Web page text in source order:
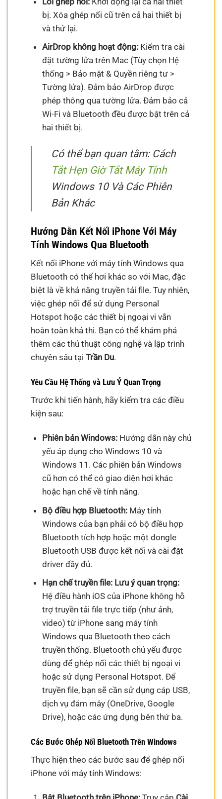
bị. Xóa ghép nối cũ trên cả hai thiết bị
và thử lại.
AirDrop không hoạt động:Kiểm tra cài
đặt tường lửa trên Mac (Tùy chọn Hệ
thống > Bảo mật & Quyền riêng tư >
Tường lửa). Đảm bảo AirDrop được
phép thông qua tường lửa. Đảm bảo cả
Wi-Fi và Bluetooth đều được bật trên cả
hai thiết bị.
Có thể bạn quan tâm: Cách
Tắt Hẹn Giờ Tắt Máy Tính
Windows 10 Và Các Phiên
Bản Khác
Hướng Dẫn Kết Nối iPhone Với Máy
Tính Windows Qua Bluetooth
Kết nối iPhone với máy tính Windows qua
Bluetooth có thể hơi khác so với Mac, đặc
biệt là về khả năng truyền tải file. Tuy nhiên,
việc ghép nối để sử dụng Personal
Hotspot hoặc các thiết bị ngoại vi vẫn
hoàn toàn khả thi. Bạn có thể khám phá
thêm các thủ thuật công nghệ và lập trình
chuyên sâu tạiTrần Du.
Yêu Cầu Hệ Thống và Lưu Ý Quan Trọng
Trước khi tiến hành, hãy kiểm tra các điều
kiện sau:
Phiên bản Windows:Hướng dẫn này chủ
yếu áp dụng cho Windows 10 và
Windows 11. Các phiên bản Windows
cũ hơn có thể có giao diện hơi khác
hoặc hạn chế về tính năng.
Bộ điều hợp Bluetooth:Máy tính
Windows của bạn phải có bộ điều hợp
Bluetooth tích hợp hoặc một dongle
Bluetooth USB được kết nối và cài đặt
driver đầy đủ.
Hạn chế truyền file: Lưu ý quan trọng:
Hệ điều hành iOS của iPhone không hỗ
trợ truyền tải file trực tiếp (như ảnh,
video) từ iPhone sang máy tính
Windows qua Bluetooth theo cách
truyền thống. Bluetooth chủ yếu được
dùng để ghép nối các thiết bị ngoại vi
hoặc sử dụng Personal Hotspot. Để
truyền file, bạn sẽ cần sử dụng cáp USB,
dịch vụ đám mây (OneDrive, Google
Drive), hoặc các ứng dụng bên thứ ba.
Các Bước Ghép Nối Bluetooth Trên Windows
Thực hiện theo các bước sau để ghép nối
iPhone với máy tính Windows: